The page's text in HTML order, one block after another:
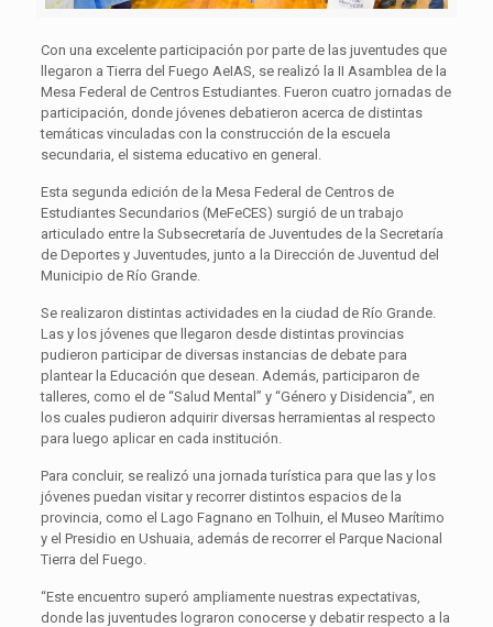
Con una excelente participación por parte de las juventudes que
llegaron a Tierra del Fuego AeIAS, se realizó la II Asamblea de la
Mesa Federal de Centros Estudiantes. Fueron cuatro jornadas de
participación, donde jóvenes debatieron acerca de distintas
temáticas vinculadas con la construcción de la escuela
secundaria, el sistema educativo en general.
Esta segunda edición de la Mesa Federal de Centros de
Estudiantes Secundarios (MeFeCES) surgió de un trabajo
articulado entre la Subsecretaría de Juventudes de la Secretaría
de Deportes y Juventudes, junto a la Dirección de Juventud del
Municipio de Río Grande.
Se realizaron distintas actividades en la ciudad de Río Grande.
Las y los jóvenes que llegaron desde distintas provincias
pudieron participar de diversas instancias de debate para
plantear la Educación que desean. Además, participaron de
talleres, como el de “Salud Mental” y “Género y Disidencia”, en
los cuales pudieron adquirir diversas herramientas al respecto
para luego aplicar en cada institución.
Para concluir, se realizó una jornada turística para que las y los
jóvenes puedan visitar y recorrer distintos espacios de la
provincia, como el Lago Fagnano en Tolhuin, el Museo Marítimo
y el Presidio en Ushuaia, además de recorrer el Parque Nacional
Tierra del Fuego.
“Este encuentro superó ampliamente nuestras expectativas,
donde las juventudes lograron conocerse y debatir respecto a la